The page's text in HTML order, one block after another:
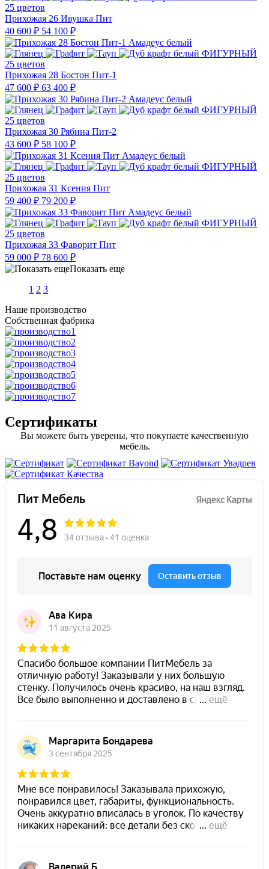
25 цветов
Прихожая 26 Ивушка Пит
40 600 ₽ 54 100 ₽
25 цветов
Прихожая 28 Бостон Пит-1
47 600 ₽ 63 400 ₽
25 цветов
Прихожая 30 Рябина Пит-2
43 600 ₽ 58 100 ₽
25 цветов
Прихожая 31 Ксения Пит
59 400 ₽ 79 200 ₽
25 цветов
Прихожая 33 Фаворит Пит
59 000 ₽ 78 600 ₽
Показать еще
1 2 3
Наше производство
Собственная фабрика
Сертификаты
Вы можете быть уверены, что покупаете качественную
мебель.